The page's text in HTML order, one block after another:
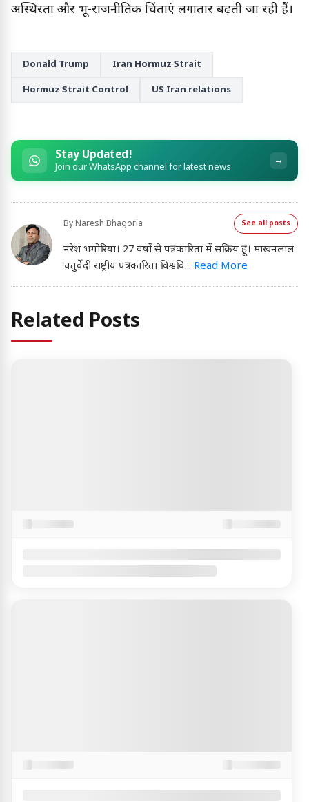
अस्थिरता और भू-राजनीतिक चिंताएं लगातार बढ़ती जा रही हैं।
Donald Trump Iran Hormuz Strait
Hormuz Strait Control US Iran relations
Stay Updated!
Join our WhatsApp channel for latest news →
By Naresh Bhagoria See all posts
नरेश भगोरिया। 27 वर्षों से पत्रकारिता में सक्रिय हूं। माखनलाल
चतुर्वेदी राष्ट्रीय पत्रकारिता विश्ववि... Read More
Related Posts